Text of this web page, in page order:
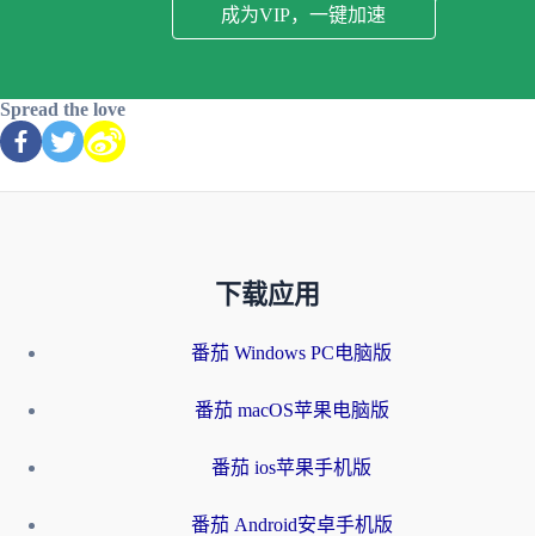
成为VIP，一键加速
Spread the love
下载应用
番茄 Windows PC电脑版
番茄 macOS苹果电脑版
番茄 ios苹果手机版
番茄 Android安卓手机版